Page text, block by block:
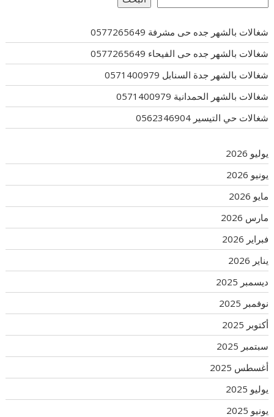
شغالات بالشهر جده حى مشرفة 0577265649
شغالات بالشهر جده حى الفيحاء 0577265649
شغالات بالشهر جدة السنابل 0571400979
شغالات بالشهر الحمدانية 0571400979
شغالات حي التيسير 0562346904
يوليو 2026
يونيو 2026
مايو 2026
مارس 2026
فبراير 2026
يناير 2026
ديسمبر 2025
نوفمبر 2025
أكتوبر 2025
سبتمبر 2025
أغسطس 2025
يوليو 2025
يونيو 2025